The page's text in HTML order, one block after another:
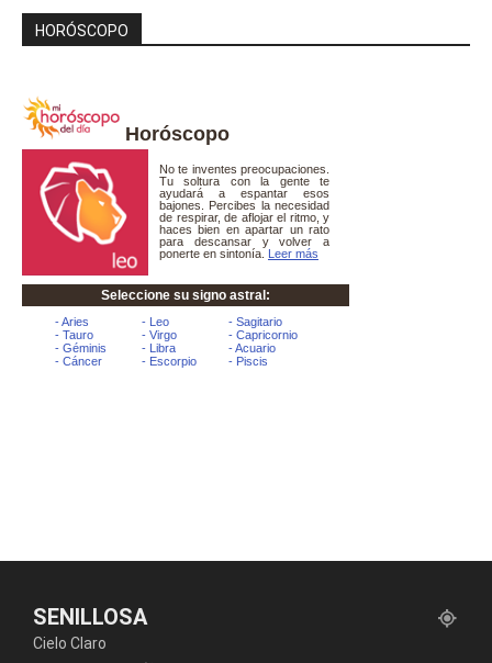
HORÓSCOPO
Horóscopo
SENILLOSA
Cielo Claro